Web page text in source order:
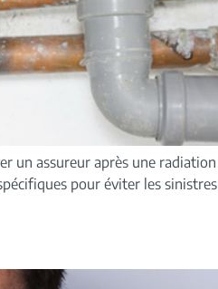
un assureur après une radiation
pour éviter les sinistres